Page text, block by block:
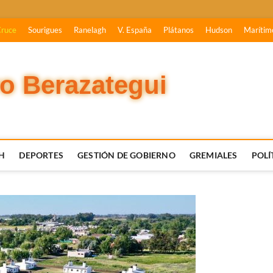
Sourigues Ranelagh V. España Plátanos Hudson
Berazategui
DEPORTES GESTIÓN DE GOBIERNO GREMIALES